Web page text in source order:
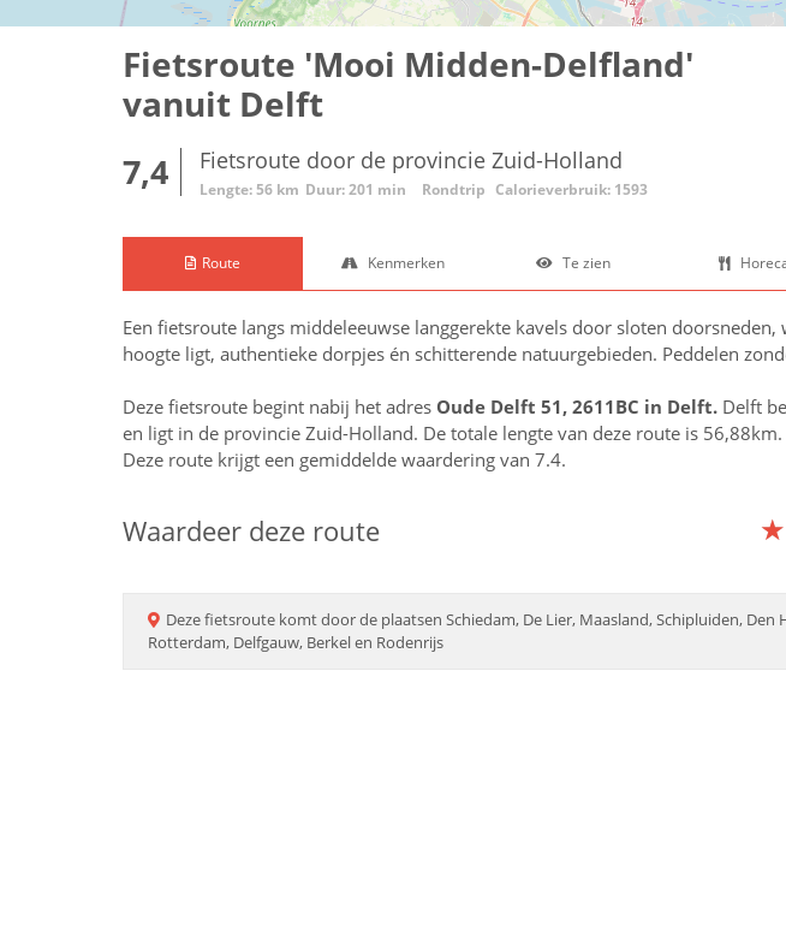
Fietsroute 'Mooi Midden-Delfland'
vanuit Delft
7,4 Fietsroute door de provincie Zuid-Holland
Lengte: 56 km Duur: 201 min Rondtrip Calorieverbruik: 1593
Route Kenmerken Te zien
Een fietsroute langs middeleeuwse langgerekte kavels door sloten doorsneden,
hoogte ligt, authentieke dorpjes én schitterende natuurgebieden. Peddelen
Deze fietsroute begint nabij het adres Oude Delft 51, 2611BC in Delft. Delft
en ligt in de provincie Zuid-Holland. De totale lengte van deze route is
Deze route krijgt een gemiddelde waardering van 7.4.
Waardeer deze route
Dezefietsroute komt door de plaatsen Schiedam, De Lier, Maasland, Schipluiden, Den
Rotterdam, Delfgauw, Berkel en Rodenrijs